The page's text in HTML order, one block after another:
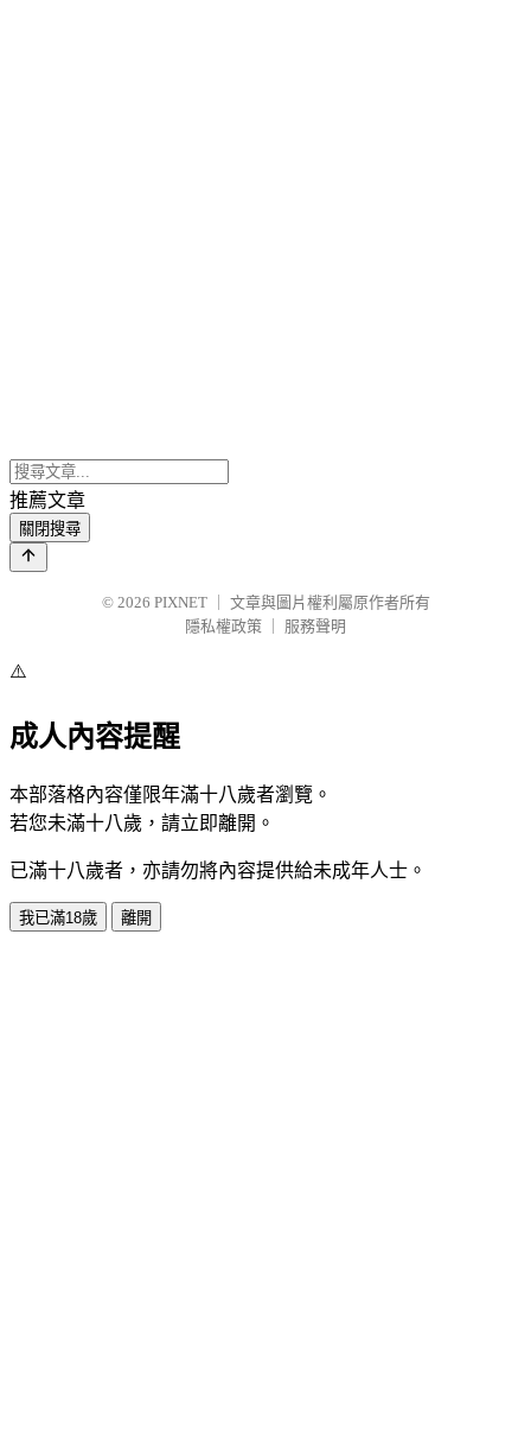
推薦文章
關閉搜尋
© 2026 PIXNET
文章與圖片權利屬原作者所有
隱私權政策
服務聲明
⚠️
成人內容提醒
本部落格內容僅限年滿十八歲者瀏覽。
若您未滿十八歲，請立即離開。
已滿十八歲者，亦請勿將內容提供給未成年人士。
我已滿18歲 離開